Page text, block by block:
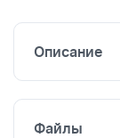
Описание
Файлы